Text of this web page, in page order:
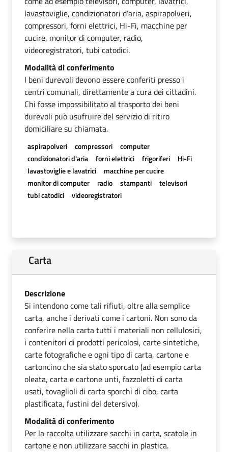
lavastoviglie, condizionatori d’aria, aspirapolveri,
compressori, forni elettrici, Hi-Fi, macchine per
cucire, monitor di computer, radio,
videoregistratori, tubi catodici.
Modalità di conferimento
I beni durevoli devono essere conferiti presso i
centri comunali, direttamente a cura dei cittadini.
Chi fosse impossibilitato al trasporto dei beni
durevoli può usufruire del servizio di ritiro
domiciliare su chiamata.
aspirapolveri compressori
computer
condizionatori d'aria
forni elettrici frigoriferi
Hi-Fi
lavastoviglie e lavatrici
macchine per cucire
monitor di computer
radio stampanti
televisori
tubi catodici
videoregistratori
Carta
Descrizione
Si intendono come tali rifiuti, oltre alla semplice
carta, anche i derivati come i cartoni. Non sono da
conferire nella carta tutti i materiali non cellulosici,
i contenitori di prodotti pericolosi, carte sintetiche,
carte fotografiche e ogni tipo di carta, cartone e
cartoncino che sia stato sporcato (ad esempio carta
oleata, carta e cartone unti, fazzoletti di carta
usati, tovaglioli di carta sporchi di cibo, carta
plastificata, fustini del detersivo).
Modalità di conferimento
Per la raccolta utilizzare sacchi in carta, scatole in
cartone e non utilizzare sacchi in plastica.